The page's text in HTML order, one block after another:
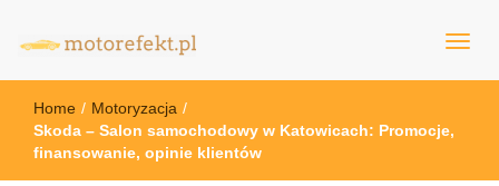
motorefekt.pl
Home / Motoryzacja /
Skoda – Salon samochodowy w Katowicach: Promocje,
finansowanie, opinie klientów